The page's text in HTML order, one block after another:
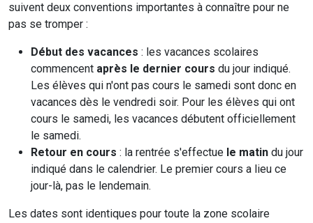
suivent deux conventions importantes à connaître pour ne
pas se tromper :
Début des vacances : les vacances scolaires
commencent après le dernier cours du jour indiqué.
Les élèves qui n'ont pas cours le samedi sont donc en
vacances dès le vendredi soir. Pour les élèves qui ont
cours le samedi, les vacances débutent officiellement
le samedi.
Retour en cours : la rentrée s'effectue le matin du jour
indiqué dans le calendrier. Le premier cours a lieu ce
jour-là, pas le lendemain.
Les dates sont identiques pour toute la zone scolaire